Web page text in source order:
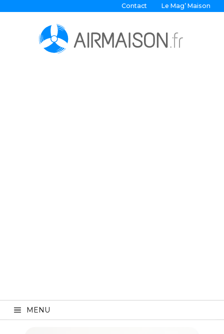
Contact Le Mag’ Maison
MENU